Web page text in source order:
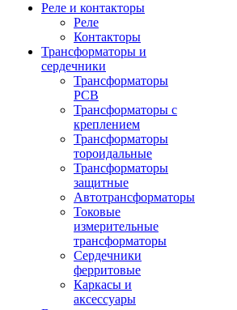
Реле и контакторы
Реле
Контакторы
Трансформаторы и
сердечники
Трансформаторы
PCB
Трансформаторы с
креплением
Трансформаторы
тороидальные
Трансформаторы
защитные
Автотрансформаторы
Токовые
измерительные
трансформаторы
Сердечники
ферритовые
Каркасы и
аксессуары